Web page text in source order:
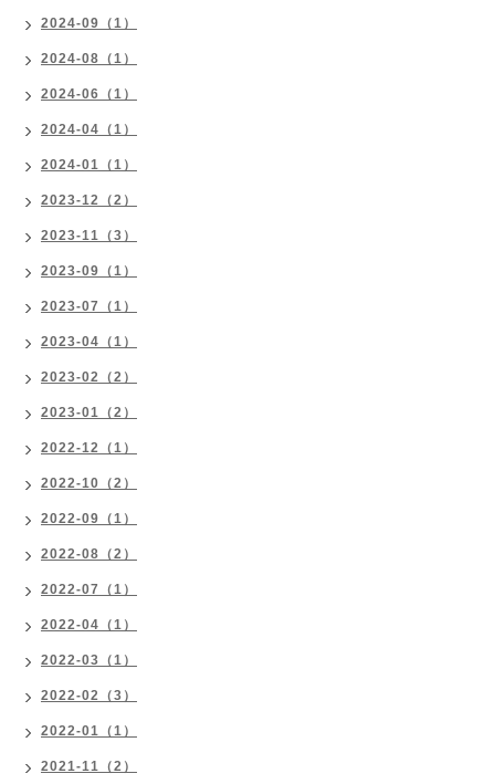
2024-09（1）
2024-08（1）
2024-06（1）
2024-04（1）
2024-01（1）
2023-12（2）
2023-11（3）
2023-09（1）
2023-07（1）
2023-04（1）
2023-02（2）
2023-01（2）
2022-12（1）
2022-10（2）
2022-09（1）
2022-08（2）
2022-07（1）
2022-04（1）
2022-03（1）
2022-02（3）
2022-01（1）
2021-11（2）